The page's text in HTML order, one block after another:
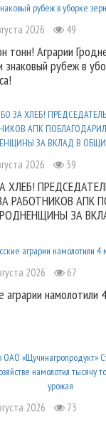
2026 49
тонн! Аграрии
знаковый рубеж в
2026 39
ХЛЕБ!
РАБОТНИКОВ АПК
ЗА
2026 67
аграрии намолотили
2026 73